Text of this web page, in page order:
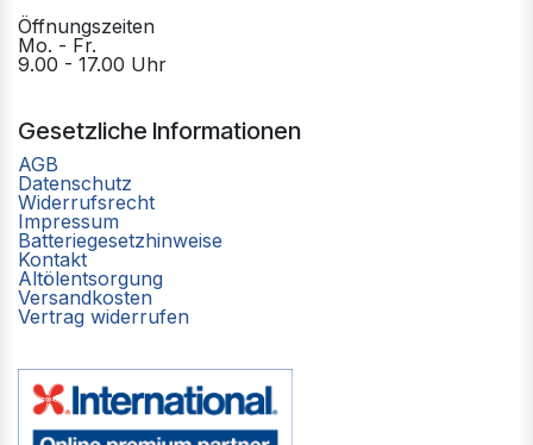
Öffnungszeiten
Mo. - Fr.
9.00 - 17.00 Uhr
Gesetzliche Informationen
AGB
Datenschutz
Widerrufsrecht
Impressum
Batteriegesetzhinweise
Kontakt
Altölentsorgung
Versandkosten
Vertrag widerrufen